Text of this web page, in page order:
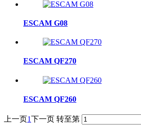
ESCAM G08
ESCAM QF270
ESCAM QF260
上一页1下一页 转至第